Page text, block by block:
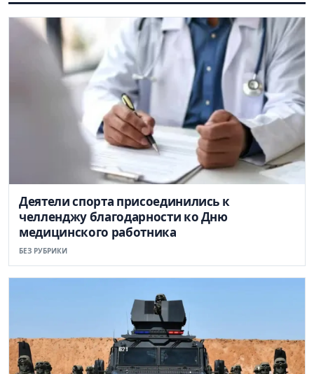
Деятели спорта присоединились к
челленджу благодарности ко Дню
медицинского работника
БЕЗ РУБРИКИ